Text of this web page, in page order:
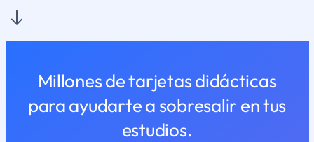
Millones de tarjetas didácticas
para ayudarte a sobresalir en tus
estudios.